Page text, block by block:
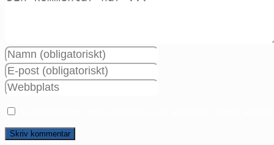
Ange
ditt
namn
eller
användarnamn
för
att
kommentera
Ange
din
e-
för
kommentera
Ange
URL
till
din
webbplats
(valfritt)